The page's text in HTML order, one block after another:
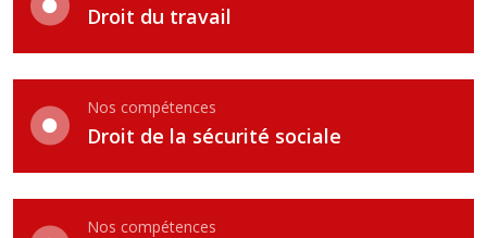
Droit du travail
Nos compétences
Droit de la sécurité sociale
Nos compétences